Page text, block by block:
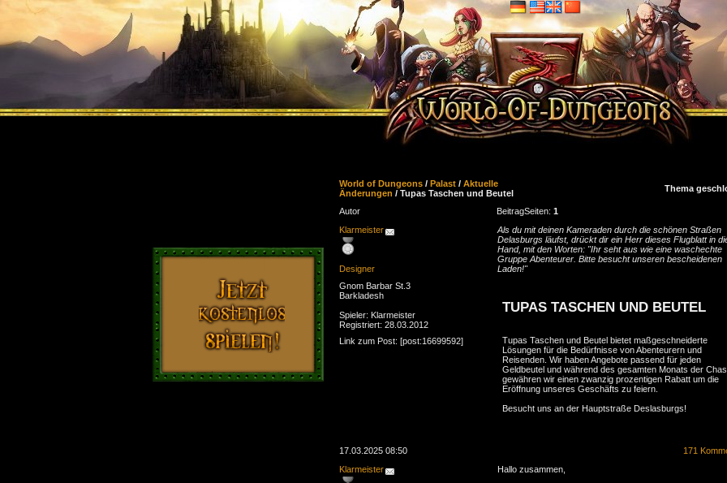
World of Dungeons / Palast / Aktuelle
Änderungen / Tupas Taschen und Beutel Thema
Autor BeitragSeiten: 1
Klarmeister
Designer
Gnom Barbar St.3
Barkladesh
Spieler: Klarmeister
Registriert: 28.03.2012
Link zum Post: [post:16699592]
Als du mit deinen Kameraden durch die schönen Straßen
Delasburgs läufst, drückt dir ein Herr dieses Flugblatt in
Hand, mit den Worten: "Ihr seht aus wie eine waschechte
Gruppe Abenteurer. Bitte besucht unseren bescheidenen
Laden!"
TUPAS TASCHEN UND BEUTEL
Tupas Taschen und Beutel bietet maßgeschneiderte
Lösungen für die Bedürfnisse von Abenteurern und
Reisenden. Wir haben Angebote passend für jeden
Geldbeutel und während des gesamten Monats der
gewähren wir einen zwanzig prozentigen Rabatt um die
Eröffnung unseres Geschäfts zu feiern.
Besucht uns an der Hauptstraße Deslasburgs!
17.03.2025 08:50
171
Klarmeister
Hallo zusammen,